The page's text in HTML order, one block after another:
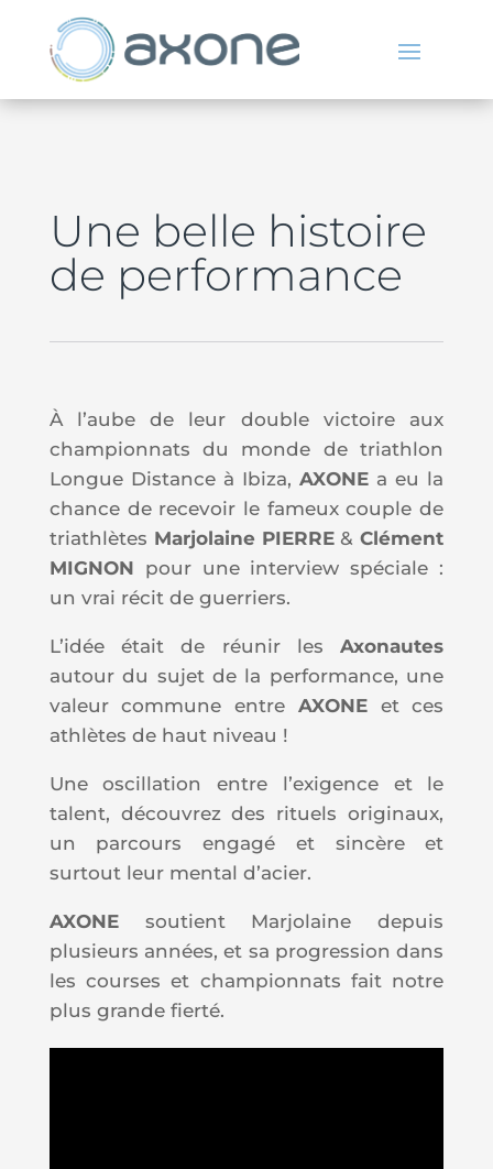
Une belle histoire
de performance
À l’aube de leur double victoire aux
championnats du monde de triathlon
Longue Distance à Ibiza,AXONE a eu la
chance de recevoir le fameux couple de
triathlètes Marjolaine PIERRE&Clément
MIGNON pour une interview spéciale :
un vrai récit de guerriers.
L’idée était de réunir lesAxonautes
autour du sujet de la performance, une
valeur commune entre AXONEet ces
athlètes de haut niveau !
Une oscillation entre l’exigence et le
talent, découvrez des rituels originaux,
un parcours engagé et sincère et
surtout leur mental d’acier.
AXONEsoutient Marjolaine depuis
plusieurs années, et sa progression dans
les courses et championnats fait notre
plus grande fierté.